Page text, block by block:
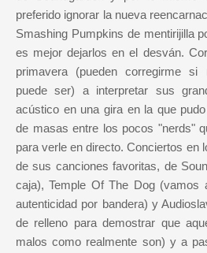
preferido ignorar la nueva
Smashing Pumpkins de mentirijilla
es mejor dejarlos en el desván.
primavera (pueden corregirme
puede ser) a interpretar sus
acústico en una gira en la que
de masas entre los pocos "nerds"
para verle en directo. Conciertos en
de sus canciones favoritas, de
caja), Temple Of The Dog
autenticidad por bandera) y
de relleno para demostrar que
malos como realmente son) y a